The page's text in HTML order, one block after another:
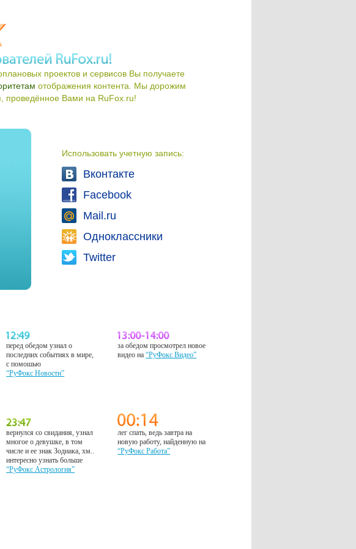
проектов и сервисов Вы получаете
отображения контента. Мы дорожим
проведённое Вами на RuFox.ru!
Использовать учетную запись:
Вконтакте
Facebook
Mail.ru
Одноклассники
Twitter
перед обедом узнал о
последних событиях в мире,
с помошью
“РуФокс Новости”
за обедом просмотрел новое
видео на“РуФокс Видео”
вернулся со свидания, узнал
многое о девушке, в том
числе и ее знак Зодиака, хм..
интересно узнать больше
“РуФокс Астрология”
лег спать, ведь завтра на
новую работу, найденную на
“РуФокс Работа”